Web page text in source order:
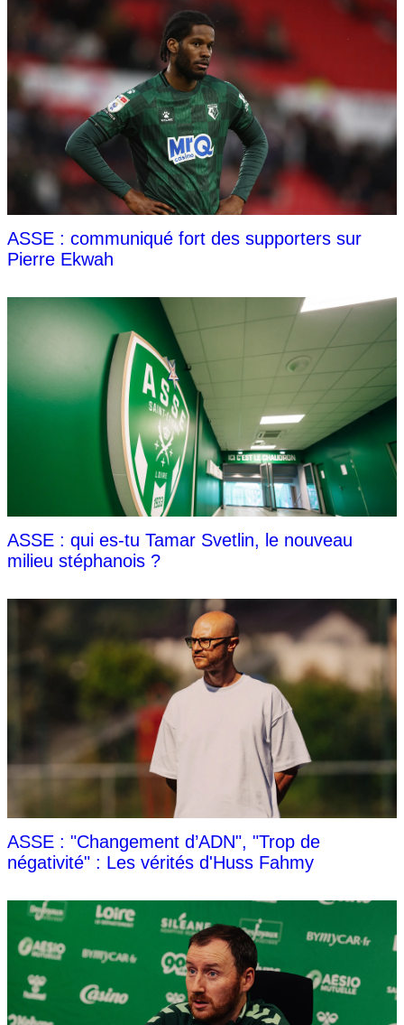
ASSE : communiqué fort des supporters sur
Pierre Ekwah
ASSE : qui es-tu Tamar Svetlin, le nouveau
milieu stéphanois ?
ASSE : "Changement d’ADN", "Trop de
négativité" : Les vérités d'Huss Fahmy